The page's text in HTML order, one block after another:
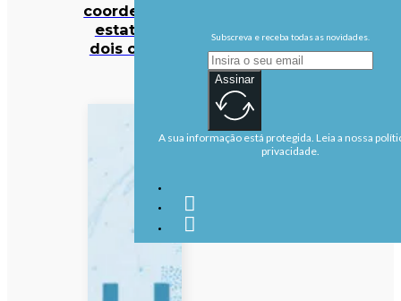
coordenador
estatal de
dois crimes
Subscreva e receba todas as novidades.
Assinar
A sua informação está protegida. Leia a nossa
privacidade.